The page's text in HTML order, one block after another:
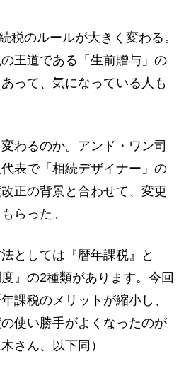
税のルールが大きく変わる。
王道である「生前贈与」の
って、気になっている人も
わるのか。アンド・ワン司
表で「相続デザイナー」の
正の背景と合わせて、変更
らった。
としては『暦年課税』と
』の2種類があります。今回
課税のメリットが縮小し、
使い勝手がよくなったのが
さん、以下同）